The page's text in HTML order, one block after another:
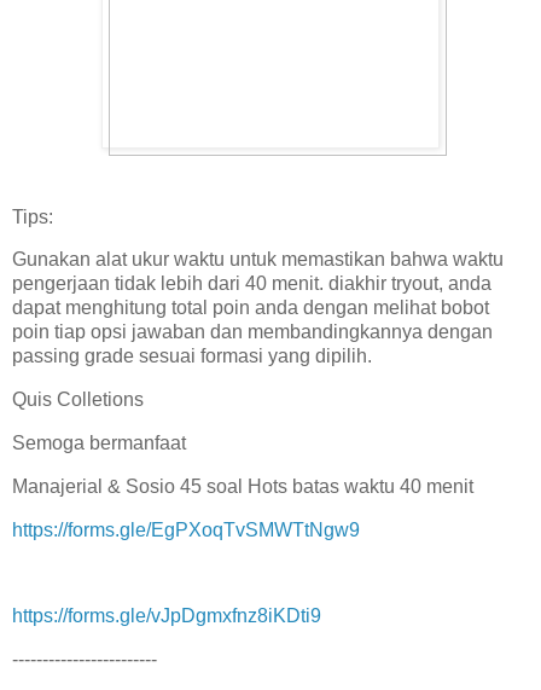
Tips:
Gunakan alat ukur waktu untuk memastikan bahwa waktu
pengerjaan tidak lebih dari 40 menit. diakhir tryout, anda
dapat menghitung total poin anda dengan melihat bobot
poin tiap opsi jawaban dan membandingkannya dengan
passing grade sesuai formasi yang dipilih.
Quis Colletions
Semoga bermanfaat
Manajerial & Sosio 45 soal Hots batas waktu 40 menit
https://forms.gle/EgPXoqTvSMWTtNgw9
https://forms.gle/vJpDgmxfnz8iKDti9
------------------------